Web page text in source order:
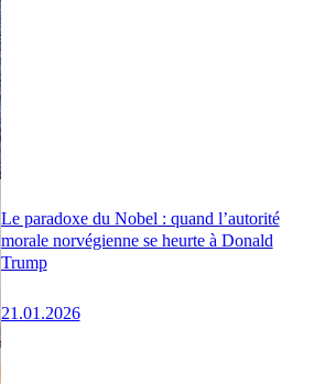
Le paradoxe du Nobel : quand l’autorité
morale norvégienne se heurte à Donald
Trump
21.01.2026